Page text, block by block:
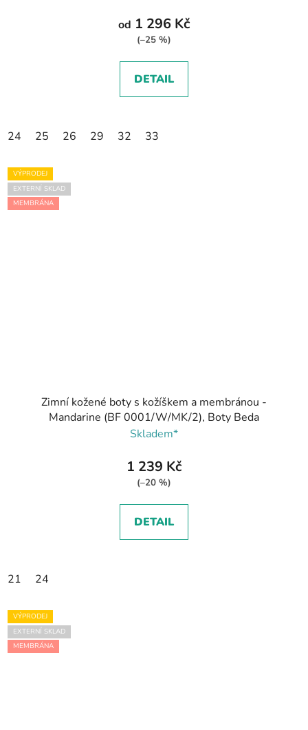
od 1 296 Kč
(–25 %)
DETAIL
24 25 26 29 32 33
VÝPRODEJ
EXTERNÍ SKLAD
MEMBRÁNA
Zimní kožené boty s kožíškem a membránou -
Mandarine (BF 0001/W/MK/2), Boty Beda
Skladem*
1 239 Kč
(–20 %)
DETAIL
21 24
VÝPRODEJ
EXTERNÍ SKLAD
MEMBRÁNA